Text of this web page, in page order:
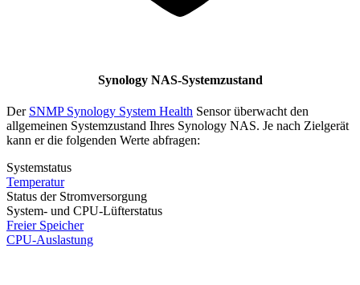
Synology NAS-Systemzustand
Der SNMP Synology System Health Sensor überwacht den
allgemeinen Systemzustand Ihres Synology NAS. Je nach Zielgerät
kann er die folgenden Werte abfragen:
Systemstatus
Temperatur
Status der Stromversorgung
System- und CPU-Lüfterstatus
Freier Speicher
CPU-Auslastung